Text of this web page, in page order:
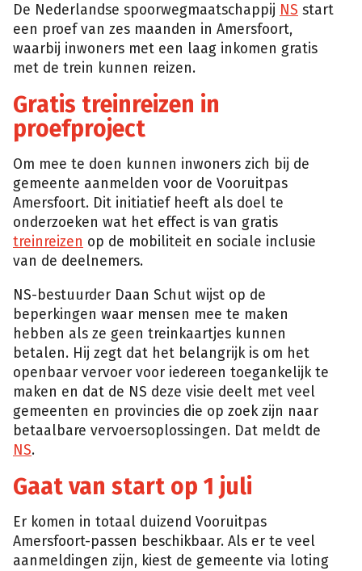
De Nederlandse spoorwegmaatschappij NS start
een proef van zes maanden in Amersfoort,
waarbij inwoners met een laag inkomen gratis
met de trein kunnen reizen.
Gratis treinreizen in
proefproject
Om mee te doen kunnen inwoners zich bij de
gemeente aanmelden voor de Vooruitpas
Amersfoort. Dit initiatief heeft als doel te
onderzoeken wat het effect is van gratis
treinreizen op de mobiliteit en sociale inclusie
van de deelnemers.
NS-bestuurder Daan Schut wijst op de
beperkingen waar mensen mee te maken
hebben als ze geen treinkaartjes kunnen
betalen. Hij zegt dat het belangrijk is om het
openbaar vervoer voor iedereen toegankelijk te
maken en dat de NS deze visie deelt met veel
gemeenten en provincies die op zoek zijn naar
betaalbare vervoersoplossingen. Dat meldt de
NS.
Gaat van start op 1 juli
Er komen in totaal duizend Vooruitpas
Amersfoort-passen beschikbaar. Als er te veel
aanmeldingen zijn, kiest de gemeente via loting